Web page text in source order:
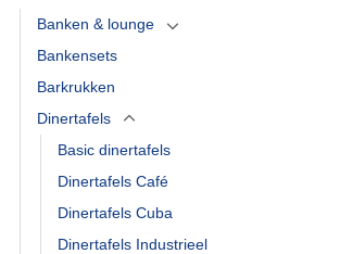
Banken & lounge
Bankensets
Barkrukken
Dinertafels
Basic dinertafels
Dinertafels Café
Dinertafels Cuba
Dinertafels Industrieel